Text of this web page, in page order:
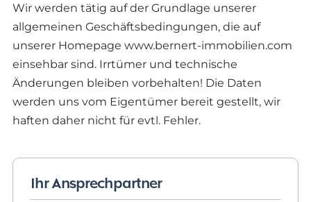
Wir werden tätig auf der Grundlage unserer
allgemeinen Geschäftsbedingungen, die auf
unserer Homepage www.bernert-immobilien.com
einsehbar sind. Irrtümer und technische
Änderungen bleiben vorbehalten! Die Daten
werden uns vom Eigentümer bereit gestellt, wir
haften daher nicht für evtl. Fehler.
Ihr Ansprechpartner